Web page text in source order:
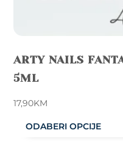
ARTY NAILS
5ML
17,90KM
ODABERI OPCIJE